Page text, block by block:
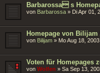
Barbarossa s
von Barbarossa » Di Apr 01,
Homepage von
von Bilijam » Mo Aug 18,
Voten für Homepages
von Wolfen » Sa Sep 13,